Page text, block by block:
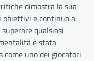
dimostra la sua
obiettivi e continua a
qualsiasi
è stata
uno dei giocatori